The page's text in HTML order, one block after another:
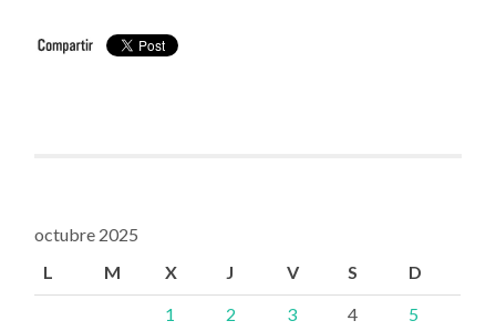
octubre 2025
L
M X J V S D
1 2 3 4
5